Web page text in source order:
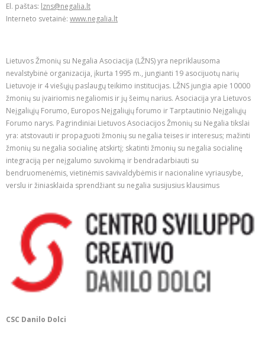
El. paštas: lzns@negalia.lt
Interneto svetainė: www.negalia.lt
Lietuvos Žmonių su Negalia Asociacija (LŽNS) yra nepriklausoma
nevalstybinė organizacija, įkurta 1995 m., jungianti 19 asocijuotų narių
Lietuvoje ir 4 viešųjų paslaugų teikimo institucijas. LŽNS jungia apie 10000
žmonių su įvairiomis negaliomis ir jų šeimų narius. Asociacija yra Lietuvos
Neįgaliųjų Forumo, Europos Neįgaliųjų forumo ir Tarptautinio Neįgaliųjų
Forumo narys. Pagrindiniai Lietuvos Asociacijos Žmonių su Negalia tikslai
yra: atstovauti ir propaguoti žmonių su negalia teises ir interesus; mažinti
žmonių su negalia socialinę atskirtį; skatinti žmonių su negalia socialinę
integraciją per neįgalumo suvokimą ir bendradarbiauti su
bendruomenėmis, vietinėmis savivaldybėmis ir nacionaline vyriausybe,
verslu ir žiniasklaida sprendžiant su negalia susijusius klausimus
CSC Danilo Dolci